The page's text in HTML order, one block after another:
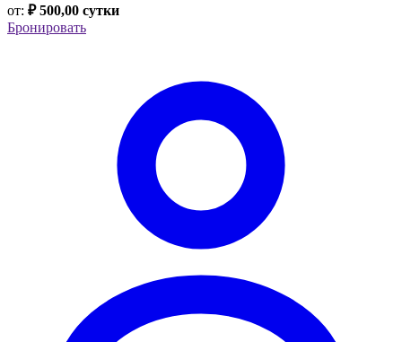
от: ₽ 500,00 сутки
Бронировать